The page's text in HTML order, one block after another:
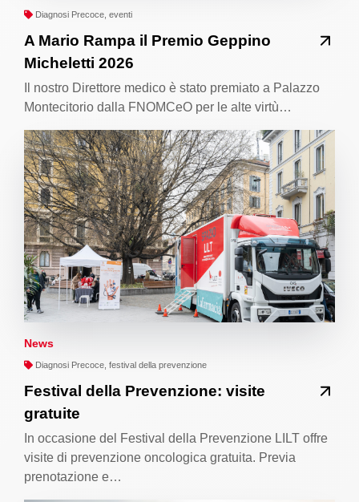
Diagnosi Precoce, eventi
A Mario Rampa il Premio Geppino
Micheletti 2026
Il nostro Direttore medico è stato premiato a Palazzo
Montecitorio dalla FNOMCeO per le alte virtù…
News
Diagnosi Precoce, festival della prevenzione
Festival della Prevenzione: visite
gratuite
In occasione del Festival della Prevenzione LILT offre
visite di prevenzione oncologica gratuita. Previa
prenotazione e…